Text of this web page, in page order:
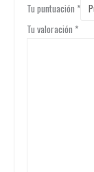
Tu puntuación *
Tu valoración *